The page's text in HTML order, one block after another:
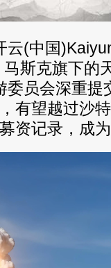
云(中国
斯克旗下的
委员会深重提
有望越过沙
资记录，成